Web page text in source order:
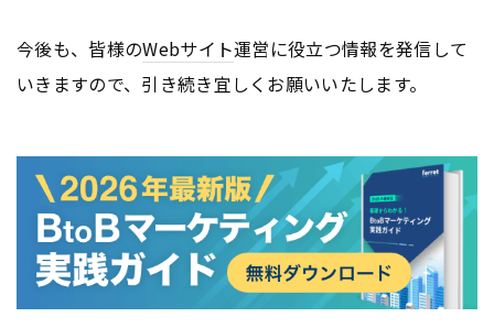
今後も、皆様のWebサイト運営に役立つ情報を発信して
いきますので、引き続き宜しくお願いいたします。